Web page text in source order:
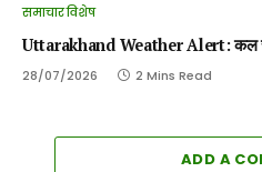
समाचार विशेष
Uttarakhand Weather Alert: कल
28/07/2026 2 Mins Read
ADD A